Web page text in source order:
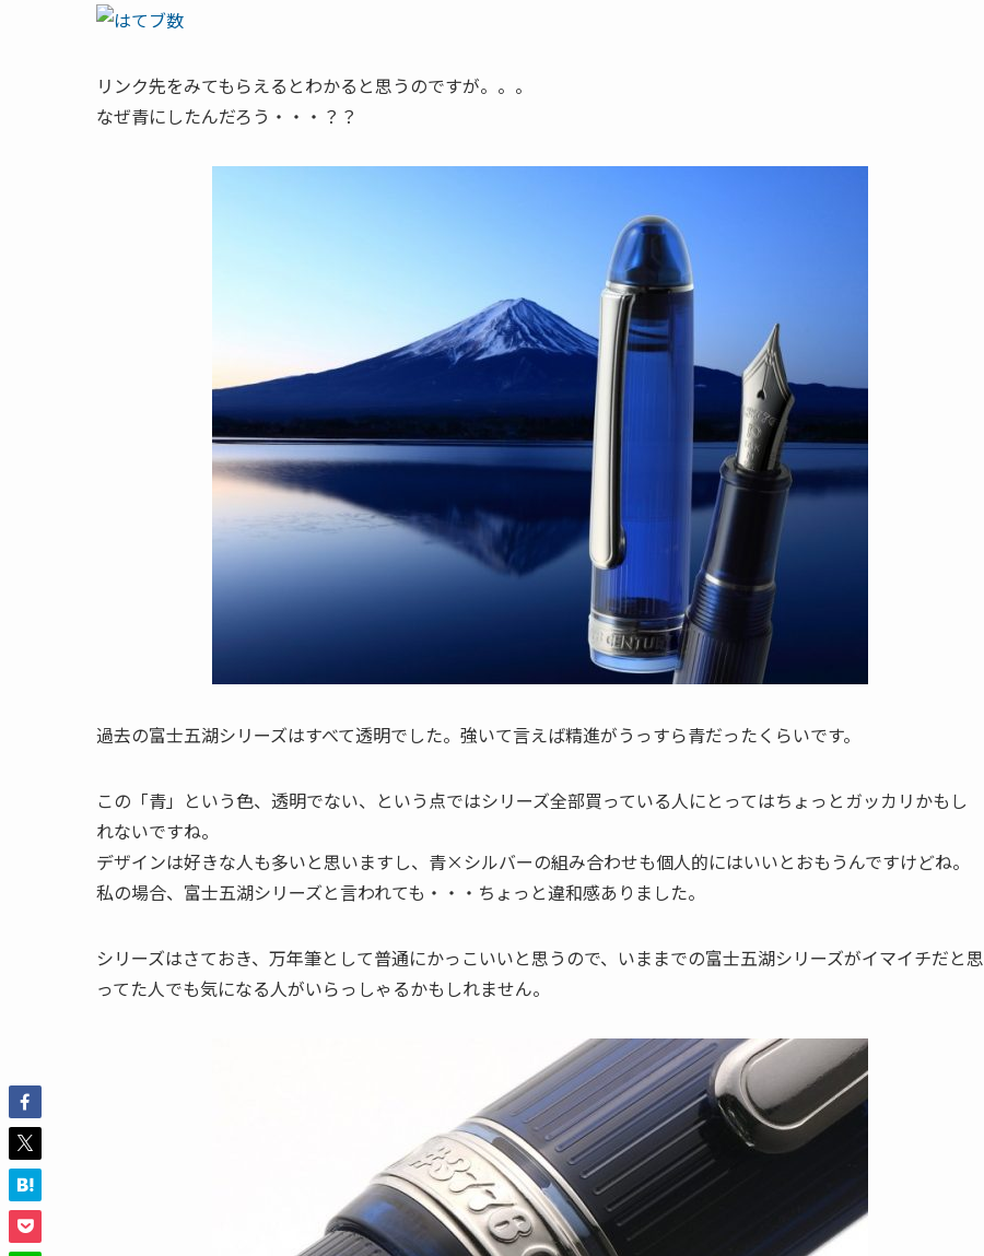
リンク先をみてもらえるとわかると思うのですが。。。
なぜ青にしたんだろう・・・？？
過去の富士五湖シリーズはすべて透明でした。強いて言えば精進がうっすら青だったくらいです。
この「青」という色、透明でない、という点ではシリーズ全部買っている人にとってはちょっとガッカリかもし
れないですね。
デザインは好きな人も多いと思いますし、青×シルバーの組み合わせも個人的にはいいとおもうんですけどね。
私の場合、富士五湖シリーズと言われても・・・ちょっと違和感ありました。
シリーズはさておき、万年筆として普通にかっこいいと思うので、いままでの富士五湖シリーズがイマイチだと思
ってた人でも気になる人がいらっしゃるかもしれません。